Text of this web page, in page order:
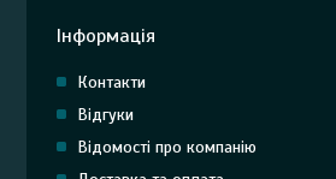
Інформація
Контакти
Відгуки
Відомості про компанію